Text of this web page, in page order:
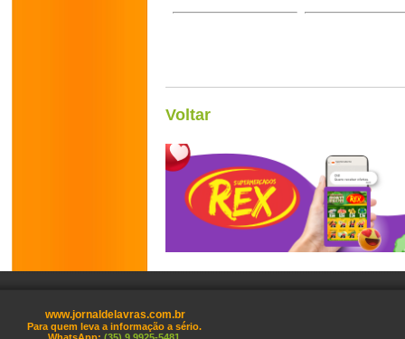
Voltar
www.jornaldelavras.com.br
Para quem leva a informação a sério.